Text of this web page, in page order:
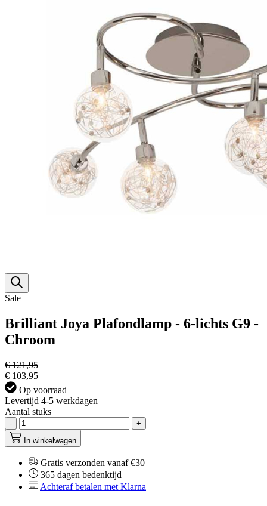
Sale
Brilliant Joya Plafondlamp - 6-lichts G9 -
Chroom
€ 121,95
€ 103,95
Op voorraad
Levertijd 4-5 werkdagen
Aantal stuks
-
+
In winkelwagen
Gratis verzonden vanaf €30
365 dagen bedenktijd
Achteraf betalen met Klarna